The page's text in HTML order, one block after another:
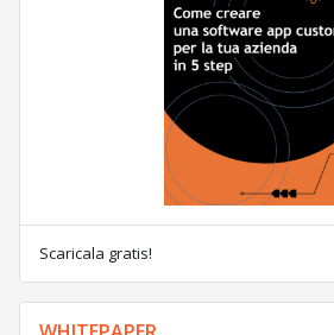
Scaricala gratis!